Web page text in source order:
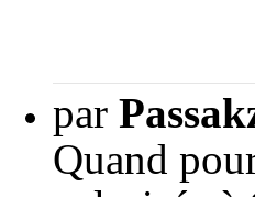
par
Quand